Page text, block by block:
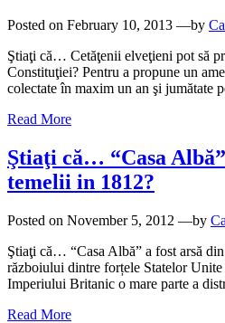
Posted on February 10, 2013 —by
Ştiaţi că… Cetăţenii elveţieni pot să
Constituţiei? Pentru a propune un
colectate în maxim un an şi jumătate
Read More
Ştiaţi că… “Casa
temelii in 1812?
Posted on November 5, 2012 —by
Ştiaţi că… “Casa Albă” a fost arsă
războiului dintre forțele Statelor
Imperiului Britanic o mare parte a
Read More